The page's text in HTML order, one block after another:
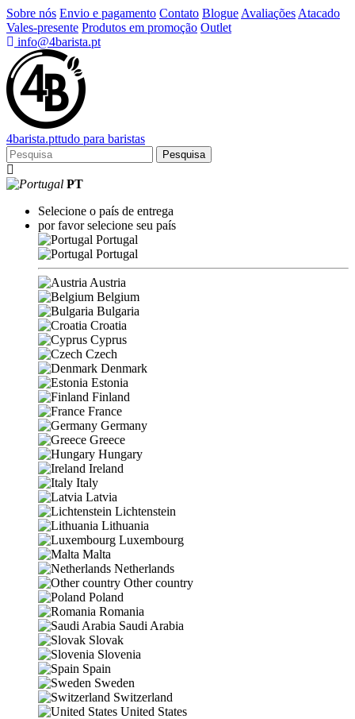
Sobre nós Envio e pagamento Contato Blogue Avaliações Atacado
Vales-presente Produtos em promoção Outlet
info@4barista.pt
4barista.pttudo para baristas
Pesquisa
PT
Selecione o país de entrega
por favor selecione seu país
Portugal
Portugal
Austria
Belgium
Bulgaria
Croatia
Cyprus
Czech
Denmark
Estonia
Finland
France
Germany
Greece
Hungary
Ireland
Italy
Latvia
Lichtenstein
Lithuania
Luxembourg
Malta
Netherlands
Other country
Poland
Romania
Saudi Arabia
Slovak
Slovenia
Spain
Sweden
Switzerland
United States